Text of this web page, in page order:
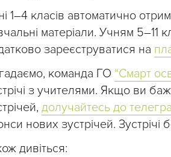
1–4 класів автоматично
матеріали. Учням 5–11
зареєструватися на
команда ГО “Смарт
з учителями. Якщо ви
долучайтесь до
нових зустрічей. Зустрічі
дивіться: